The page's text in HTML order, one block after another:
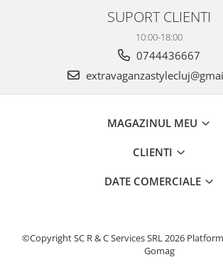
SUPORT CLIENTI
10:00-18:00
0744436667
MAGAZINUL MEU
CLIENTI
DATE COMERCIALE
©Copyright SC R & C Services SRL 2026
Gomag